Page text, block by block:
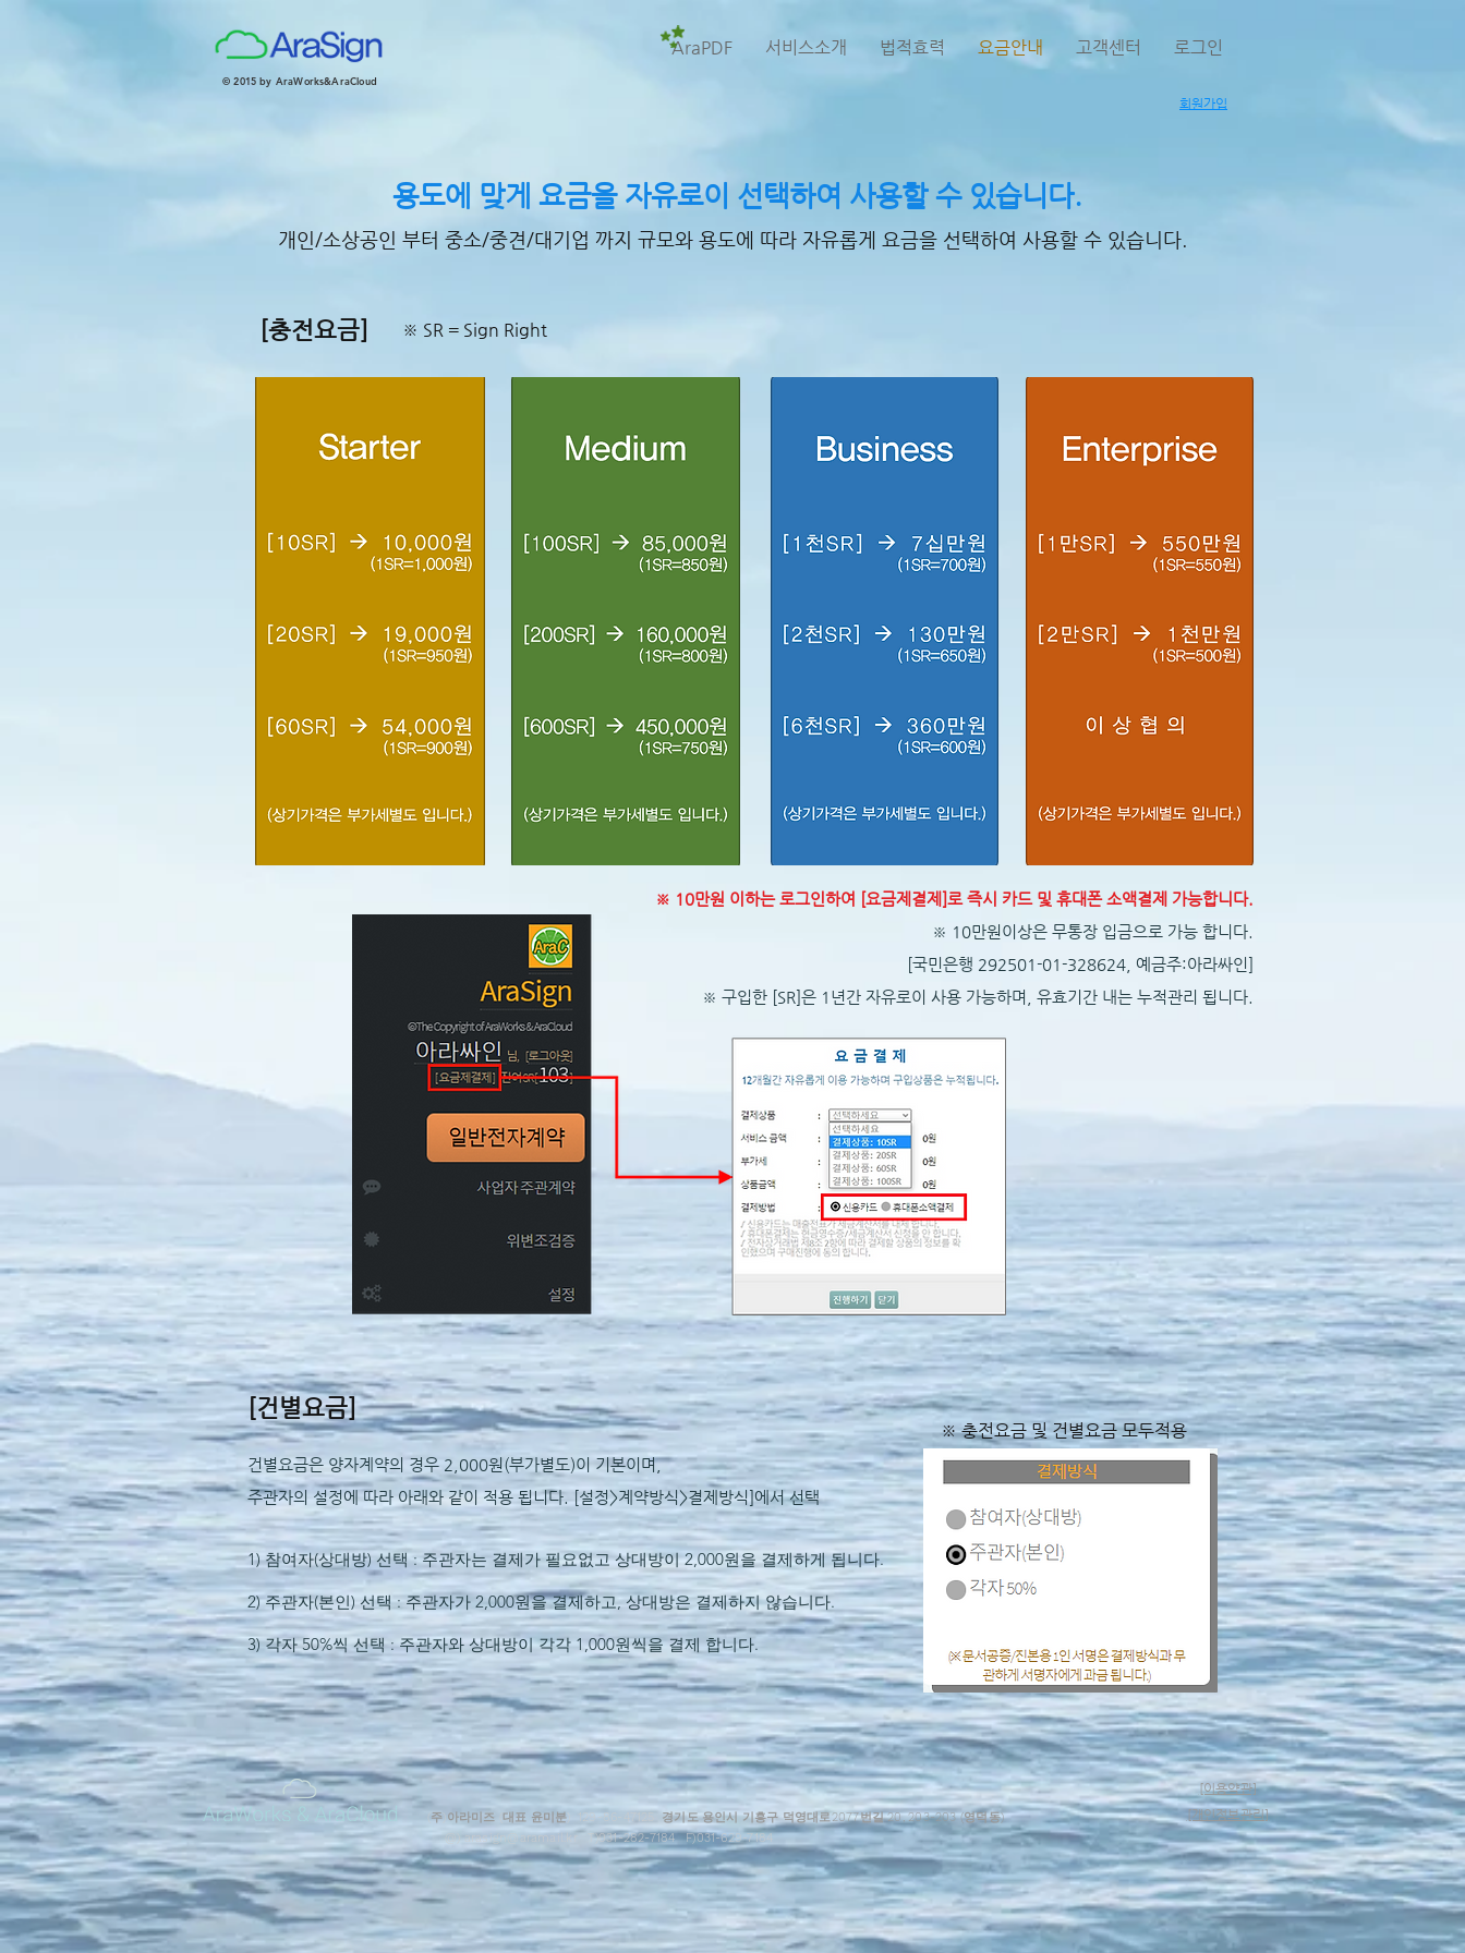
AraPDF 서비스소개 법적효력 요금안내 고객센터 로그인
회원가입
용도에 맞게 요금을 자유로이 선택하여 사용할 수 있습니다.
개인/소상공인 부터 중소/중견/대기업 까지 규모와 용도에 따라 자유롭게 요금을 선택하여 사용할 수 있습니다.
[충전요금] ※ SR = Sign Right
※ 10만원 이하는 로그인하여 [요금제결제]로 즉시 카드 및 휴대폰 소액결제 가능합니다.
※ 10만원이상은 무통장 입금으로 가능 합니다.
​[국민은행 292501-01-328624, 예금주:아라싸인]
※ 구입한 [SR]은 1년간 자유로이 사용 가능하며, 유효기간 내는 누적관리 됩니다.
[건별요금]
건별요금은 양자계약의 경우 2,000원(부가별도)이 기본이며,
​주관자의 설정에 따라 아래와 같이 적용 됩니다. [설정>계약방식>결제방식]에서 선택
1) 참여자(상대방) 선택 : 주관자는 결제가 필요없고 상대방이 2,000원을 결제하게 됩니다.
2) 주관자(본인) 선택 : 주관자가 2,000원을 결제하고, 상대방은 결제하지 않습니다.
3) 각자 50%씩 선택 : 주관자와 상대방이 각각 1,000원씩을 결제 합니다.
※ 충전요금 및 건별요금 모두적용
© 2015 by AraWorks&AraCloud
주 아라미즈 (대표 윤미분 ) 129-86-47125
경기도 용인시 기흥구 덕영대로2077번길 20, 203-203 (영덕동)
@)arasign@aramail.krT)031-282-7184 F)031-629-7184
[이용약관]
​[개인정보관리]